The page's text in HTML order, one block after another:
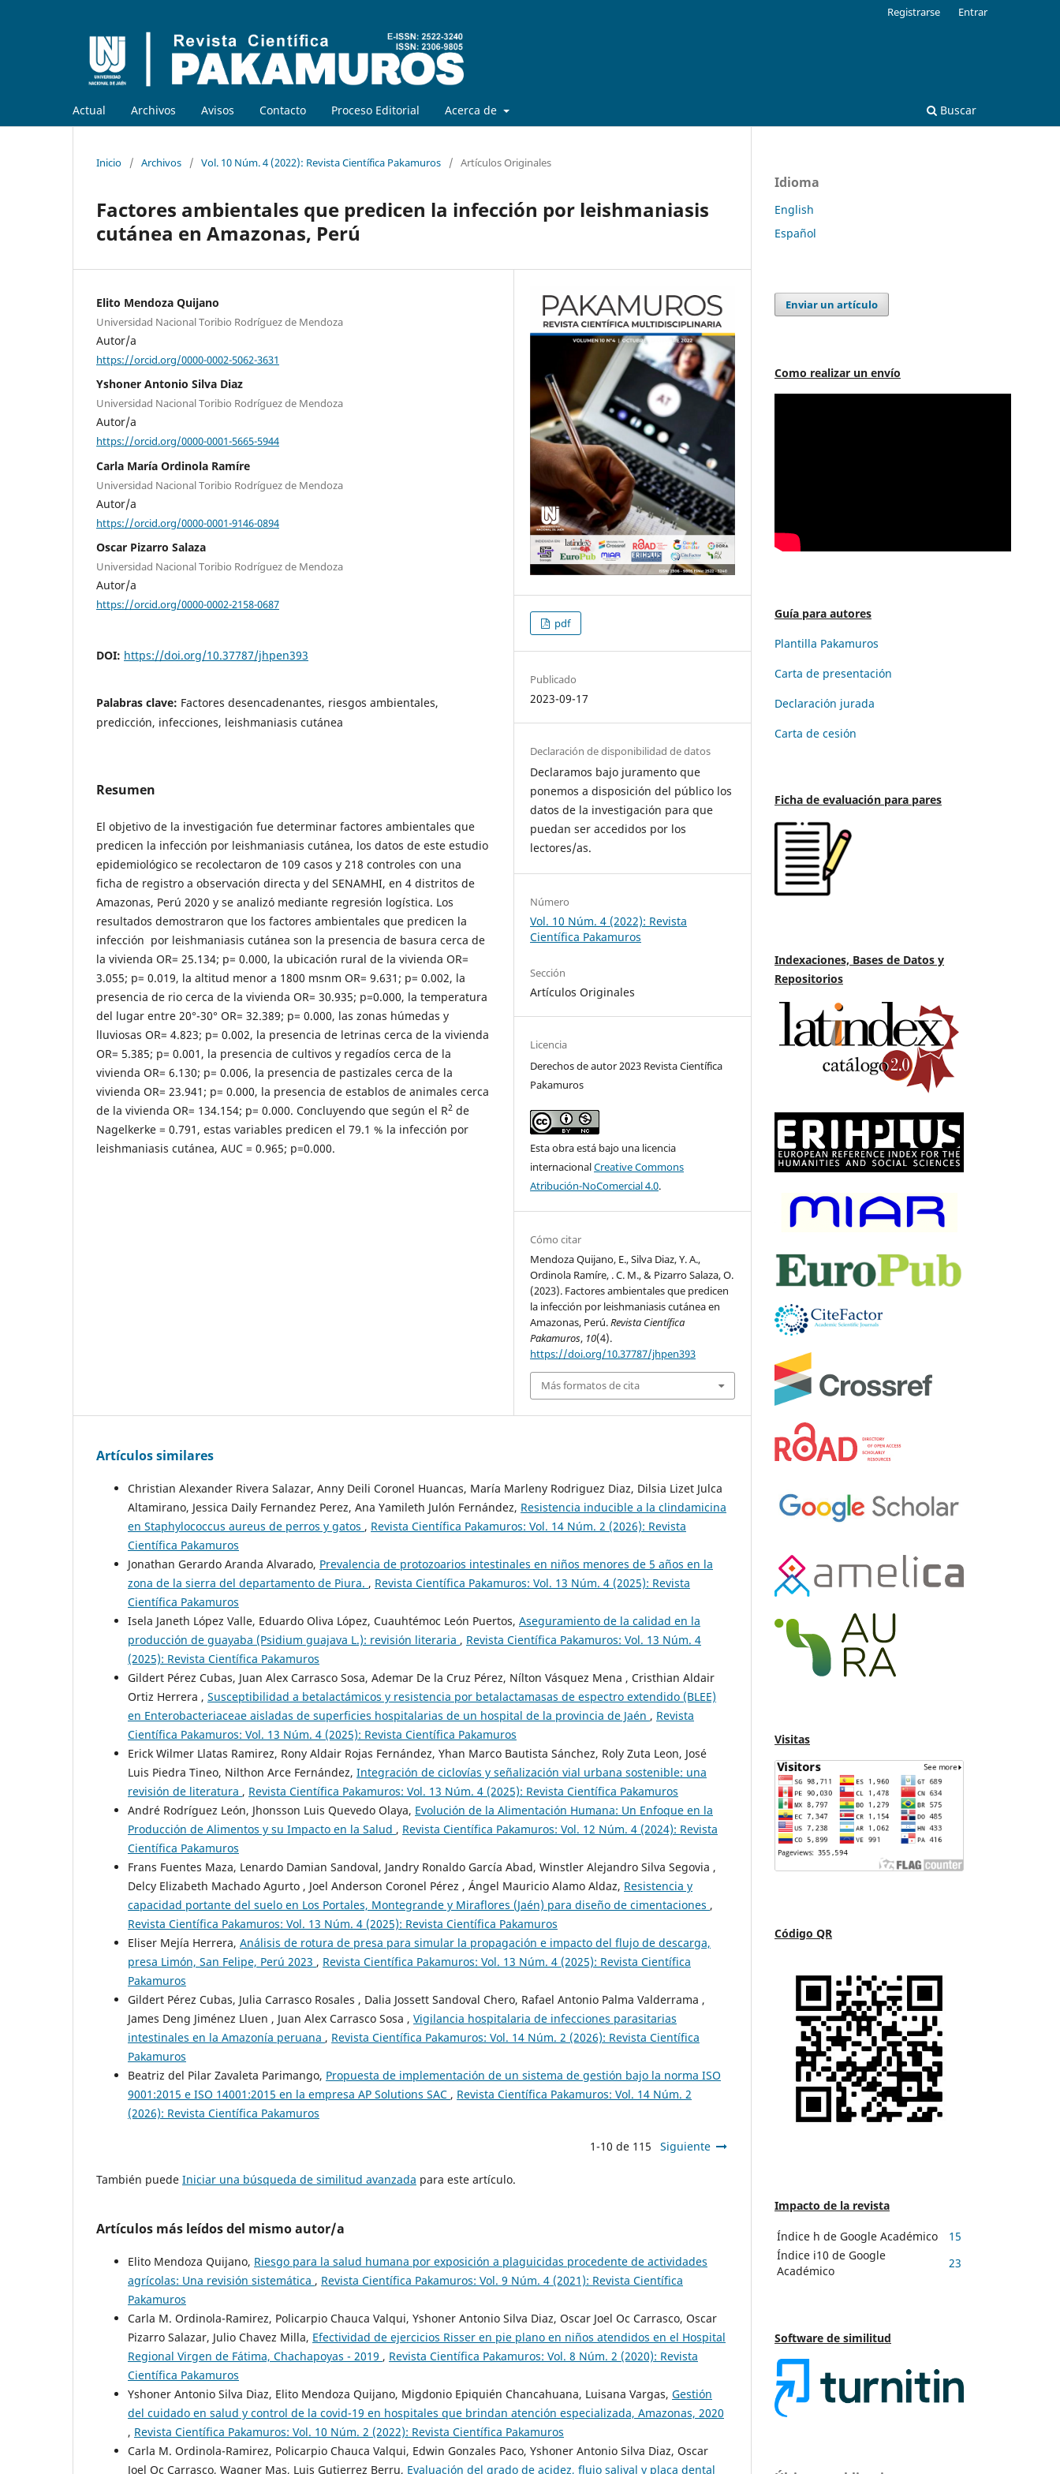
Actual Archivos Avisos Contacto Proceso Editorial Acerca de Buscar
Registrarse Entrar
Inicio / Archivos / Vol. 10 Núm. 4 (2022): Revista Científica Pakamuros / Artículos Originales
Factores ambientales que predicen la infección por leishmaniasis
cutánea en Amazonas, Perú
Elito Mendoza Quijano
Universidad Nacional Toribio Rodríguez de Mendoza
Autor/a
https://orcid.org/0000-0002-5062-3631
Yshoner Antonio Silva Diaz
Universidad Nacional Toribio Rodríguez de Mendoza
Autor/a
https://orcid.org/0000-0001-5665-5944
Carla María Ordinola Ramíre
Universidad Nacional Toribio Rodríguez de Mendoza
Autor/a
https://orcid.org/0000-0001-9146-0894
Oscar Pizarro Salaza
Universidad Nacional Toribio Rodríguez de Mendoza
Autor/a
https://orcid.org/0000-0002-2158-0687
DOI: https://doi.org/10.37787/jhpen393
Palabras clave: Factores desencadenantes, riesgos ambientales,
predicción, infecciones, leishmaniasis cutánea
Resumen
El objetivo de la investigación fue determinar factores ambientales que
predicen la infección por leishmaniasis cutánea, los datos de este estudio
epidemiológico se recolectaron de 109 casos y 218 controles con una
ficha de registro a observación directa y del SENAMHI, en 4 distritos de
Amazonas, Perú 2020 y se analizó mediante regresión logística. Los
resultados demostraron que los factores ambientales que predicen la
infección por leishmaniasis cutánea son la presencia de basura cerca de
la vivienda OR= 25.134; p= 0.000, la ubicación rural de la vivienda OR=
3.055; p= 0.019, la altitud menor a 1800 msnm OR= 9.631; p= 0.002, la
presencia de rio cerca de la vivienda OR= 30.935; p=0.000, la temperatura
del lugar entre 20°-30° OR= 32.389; p= 0.000, las zonas húmedas y
lluviosas OR= 4.823; p= 0.002, la presencia de letrinas cerca de la vivienda
OR= 5.385; p= 0.001, la presencia de cultivos y regadíos cerca de la
vivienda OR= 6.130; p= 0.006, la presencia de pastizales cerca de la
vivienda OR= 23.941; p= 0.000, la presencia de establos de animales cerca
de la vivienda OR= 134.154; p= 0.000. Concluyendo que según el R2 de
Nagelkerke = 0.791, estas variables predicen el 79.1 % la infección por
leishmaniasis cutánea, AUC = 0.965; p=0.000.
pdf
Publicado
2023-09-17
Declaración de disponibilidad de datos
Declaramos bajo juramento que
ponemos a disposición del público los
datos de la investigación para que
puedan ser accedidos por los
lectores/as.
Número
Vol. 10 Núm. 4 (2022): Revista
Científica Pakamuros
Sección
Artículos Originales
Licencia
Derechos de autor 2023 Revista Científica
Pakamuros
Esta obra está bajo una licencia
internacionalCreative Commons
Atribución-NoComercial 4.0.
Cómo citar
Mendoza Quijano, E., Silva Diaz, Y. A.,
Ordinola Ramíre, . C. M., & Pizarro Salaza, O.
(2023). Factores ambientales que predicen
la infección por leishmaniasis cutánea en
Amazonas, Perú.Revista Científica
Pakamuros, 10(4).
https://doi.org/10.37787/jhpen393
Más formatos de cita
Artículos similares
Christian Alexander Rivera Salazar, Anny Deili Coronel Huancas, María Marleny Rodriguez Diaz, Dilsia Lizet Julca
Altamirano, Jessica Daily Fernandez Perez, Ana Yamileth Julón Fernández, Resistencia inducible a la clindamicina
en Staphylococcus aureus de perros y gatos , Revista Científica Pakamuros: Vol. 14 Núm. 2 (2026): Revista
Científica Pakamuros
Jonathan Gerardo Aranda Alvarado, Prevalencia de protozoarios intestinales en niños menores de 5 años en la
zona de la sierra del departamento de Piura. , Revista Científica Pakamuros: Vol. 13 Núm. 4 (2025): Revista
Científica Pakamuros
Isela Janeth López Valle, Eduardo Oliva López, Cuauhtémoc León Puertos, Aseguramiento de la calidad en la
producción de guayaba (Psidium guajava L.): revisión literaria , Revista Científica Pakamuros: Vol. 13 Núm. 4
(2025): Revista Científica Pakamuros
Gildert Pérez Cubas, Juan Alex Carrasco Sosa, Ademar De la Cruz Pérez, Nílton Vásquez Mena , Cristhian Aldair
Ortiz Herrera , Susceptibilidad a betalactámicos y resistencia por betalactamasas de espectro extendido (BLEE)
en Enterobacteriaceae aisladas de superficies hospitalarias de un hospital de la provincia de Jaén , Revista
Científica Pakamuros: Vol. 13 Núm. 4 (2025): Revista Científica Pakamuros
Erick Wilmer Llatas Ramirez, Rony Aldair Rojas Fernández, Yhan Marco Bautista Sánchez, Roly Zuta Leon, José
Luis Piedra Tineo, Nilthon Arce Fernández, Integración de ciclovías y señalización vial urbana sostenible: una
revisión de literatura , Revista Científica Pakamuros: Vol. 13 Núm. 4 (2025): Revista Científica Pakamuros
André Rodríguez León, Jhonsson Luis Quevedo Olaya, Evolución de la Alimentación Humana: Un Enfoque en la
Producción de Alimentos y su Impacto en la Salud , Revista Científica Pakamuros: Vol. 12 Núm. 4 (2024): Revista
Científica Pakamuros
Frans Fuentes Maza, Lenardo Damian Sandoval, Jandry Ronaldo García Abad, Winstler Alejandro Silva Segovia ,
Delcy Elizabeth Machado Agurto , Joel Anderson Coronel Pérez , Ángel Mauricio Alamo Aldaz, Resistencia y
capacidad portante del suelo en Los Portales, Montegrande y Miraflores (Jaén) para diseño de cimentaciones ,
Revista Científica Pakamuros: Vol. 13 Núm. 4 (2025): Revista Científica Pakamuros
Eliser Mejía Herrera, Análisis de rotura de presa para simular la propagación e impacto del flujo de descarga,
presa Limón, San Felipe, Perú 2023 , Revista Científica Pakamuros: Vol. 13 Núm. 4 (2025): Revista Científica
Pakamuros
Gildert Pérez Cubas, Julia Carrasco Rosales , Dalia Jossett Sandoval Chero, Rafael Antonio Palma Valderrama ,
James Deng Jiménez Lluen , Juan Alex Carrasco Sosa , Vigilancia hospitalaria de infecciones parasitarias
intestinales en la Amazonía peruana , Revista Científica Pakamuros: Vol. 14 Núm. 2 (2026): Revista Científica
Pakamuros
Beatriz del Pilar Zavaleta Parimango, Propuesta de implementación de un sistema de gestión bajo la norma ISO
9001:2015 e ISO 14001:2015 en la empresa AP Solutions SAC , Revista Científica Pakamuros: Vol. 14 Núm. 2
(2026): Revista Científica Pakamuros
1-10 de 115 Siguiente
También puede Iniciar una búsqueda de similitud avanzada para este artículo.
Artículos más leídos del mismo autor/a
Elito Mendoza Quijano, Riesgo para la salud humana por exposición a plaguicidas procedente de actividades
agrícolas: Una revisión sistemática , Revista Científica Pakamuros: Vol. 9 Núm. 4 (2021): Revista Científica
Pakamuros
Carla M. Ordinola-Ramirez, Policarpio Chauca Valqui, Yshoner Antonio Silva Diaz, Oscar Joel Oc Carrasco, Oscar
Pizarro Salazar, Julio Chavez Milla, Efectividad de ejercicios Risser en pie plano en niños atendidos en el Hospital
Regional Virgen de Fátima, Chachapoyas - 2019 , Revista Científica Pakamuros: Vol. 8 Núm. 2 (2020): Revista
Científica Pakamuros
Yshoner Antonio Silva Diaz, Elito Mendoza Quijano, Migdonio Epiquién Chancahuana, Luisana Vargas, Gestión
del cuidado en salud y control de la covid-19 en hospitales que brindan atención especializada, Amazonas, 2020
, Revista Científica Pakamuros: Vol. 10 Núm. 2 (2022): Revista Científica Pakamuros
Carla M. Ordinola-Ramirez, Policarpio Chauca Valqui, Edwin Gonzales Paco, Yshoner Antonio Silva Diaz, Oscar
Joel Oc Carrasco, Wagner Mas, Luis Gutierrez Berru, Evaluación del grado de acidez, flujo salival y placa dental
Idioma
English
Español
Enviar un artículo
Como realizar un envío
Guía para autores
Plantilla Pakamuros
Carta de presentación
Declaración jurada
Carta de cesión
Ficha de evaluación para pares
Indexaciones, Bases de Datos y
Repositorios
Visitas
Código QR
Impacto de la revista
Índice h de Google Académico
15
Índice i10 de Google
Académico
23
Software de similitud